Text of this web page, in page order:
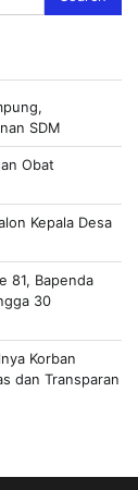
SDM
Obat
Kepala Desa
81, Bapenda
30
Korban
dan Transparan